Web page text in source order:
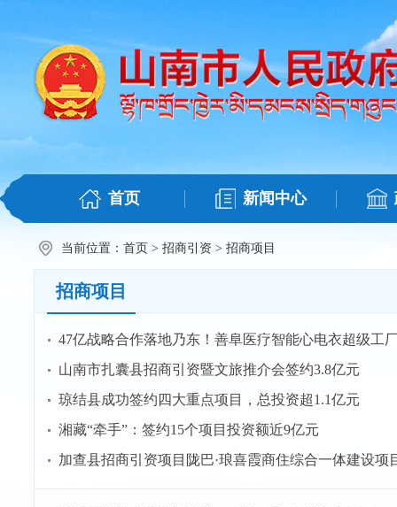
首页 新闻中心
当前位置： 首页 > 招商引资 > 招商项目
招商项目
47亿战略合作落地乃东！善阜医疗智能心电衣超级工
山南市扎囊县招商引资暨文旅推介会签约3.8亿元
琼结县成功签约四大重点项目，总投资超1.1亿元
湘藏“牵手”：签约15个项目投资额近9亿元
加查县招商引资项目陇巴·琅喜霞商住综合一体建设项